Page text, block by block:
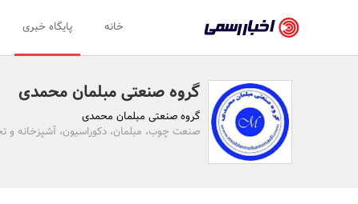
رسمی
-
اخبار
تایید
خانه پایگاه خبری
گروه صنعتی مبلمان محمدی
گروه صنعتی مبلمان محمدی
صنعت چوب، مبلمان، دکوراسیون، آشپزخانه و